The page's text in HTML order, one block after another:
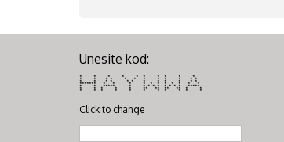
Unesite kod:
* * * * * * * * * *
* * * * * * * * * * * *
* * * * * * * * * * * *
******* * * * * * * * * * * *
* * ***** * * * * * * * * * *****
* * * * * ** ** ** ** * *
* * * * * * * * * * *
Click to change